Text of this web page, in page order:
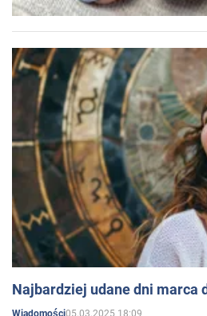
Najbardziej udane dni marca
05.03.2025 18:09